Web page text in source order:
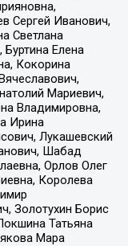
Сергей Иванович,
Светлана
Елена
Кокорина
Мариевич,
Владимировна,
Ирина
Лукашевский
Шабад
Орлов Олег
Королева
Золотухин Борис
Татьяна
Мара